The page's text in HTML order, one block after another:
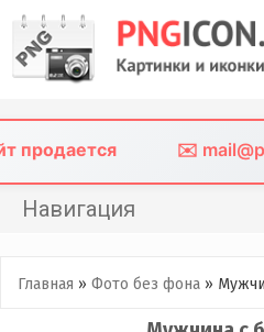
content
продается ✉️
Навигация
Png иконки
Главная » Фото без фона »